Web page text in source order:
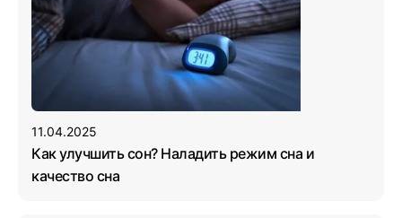
11.04.2025
Как улучшить сон? Наладить режим сна и
качество сна